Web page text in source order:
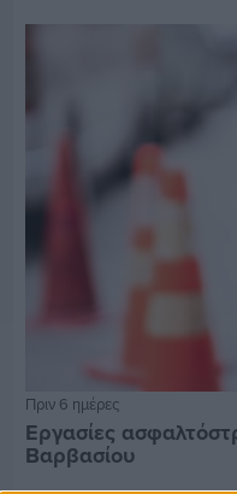
Πριν 6 ημέρες
Εργασίες
Βαρβασίου